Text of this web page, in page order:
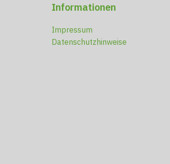
Informationen
Impressum
Datenschutzhinweise